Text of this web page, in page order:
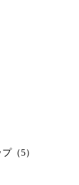
（5）